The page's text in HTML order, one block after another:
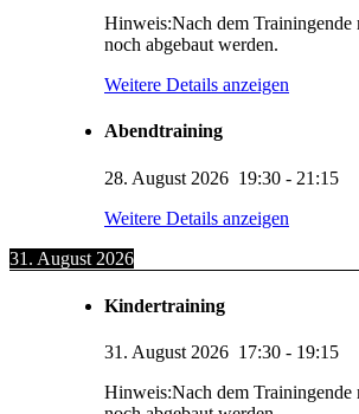
Hinweis:Nach dem Trainingende
noch abgebaut werden.
Weitere Details anzeigen
Abendtraining
28. August 2026 19:30 - 21:15
Weitere Details anzeigen
31. August 2026
Kindertraining
31. August 2026 17:30 - 19:15
Hinweis:Nach dem Trainingende